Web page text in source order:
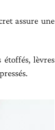
assure une
étoffés, lèvres